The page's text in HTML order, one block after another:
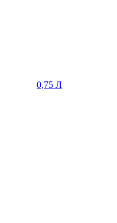
0,75 Л